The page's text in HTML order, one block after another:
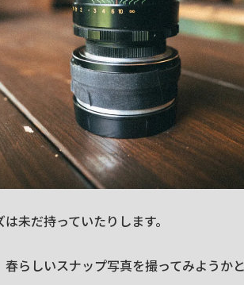
未だ持っていたりします。
春らしいスナップ写真を撮ってみようか